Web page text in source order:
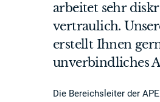
arbeitet sehr
vertraulich.
erstellt Ihnen
unverbindliches
Die Bereichsleiter der